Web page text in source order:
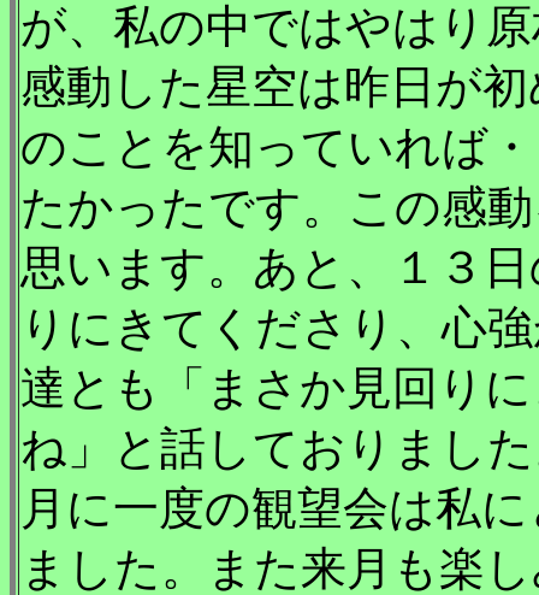
が、私の中ではやはり
感動した星空は昨日が
のことを知っていれば
たかったです。この感
思います。あと、１３
りにきてくださり、心
達とも「まさか見回り
ね」と話しておりまし
月に一度の観望会は私
ました。また来月も楽